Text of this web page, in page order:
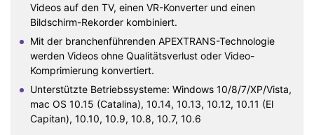
Videos auf den TV, einen VR-Konverter und einen
Bildschirm-Rekorder kombiniert.
Mit der branchenführenden APEXTRANS-Technologie
werden Videos ohne Qualitätsverlust oder Video-
Komprimierung konvertiert.
Unterstützte Betriebssysteme: Windows 10/8/7/XP/Vista,
mac OS 10.15 (Catalina), 10.14, 10.13, 10.12, 10.11 (El
Capitan), 10.10, 10.9, 10.8, 10.7, 10.6